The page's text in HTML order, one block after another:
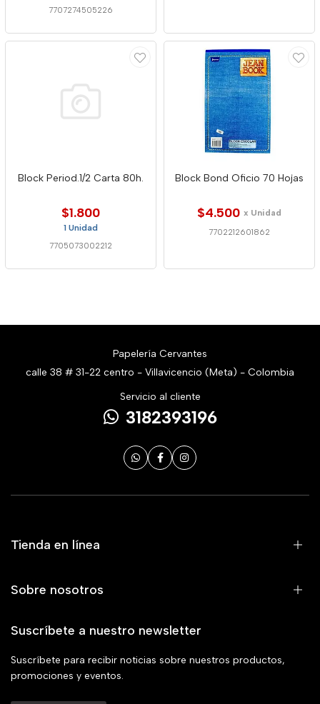
7707274505226
Block Period.1/2 Carta 80h.
$1.800
1 Unidad
7705073002212
Block Bond Oficio 70 Hojas
$4.500 x Unidad
7702212601862
Papelería Cervantes
calle 38 # 31-22 centro - Villavicencio (Meta) - Colombia
Servicio al cliente
3182393196
Tienda en línea
Sobre nosotros
Suscríbete a nuestro newsletter
Suscríbete para recibir noticias sobre nuestros productos,
promociones y eventos.